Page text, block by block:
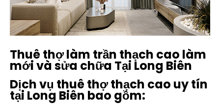
Thuê thợ làm trần thạch cao làm
mới và sửa chữa Tại Long Biên
Dịch vụ thuê thợ thạch cao uy tín
tại Long Biên bao gồm: